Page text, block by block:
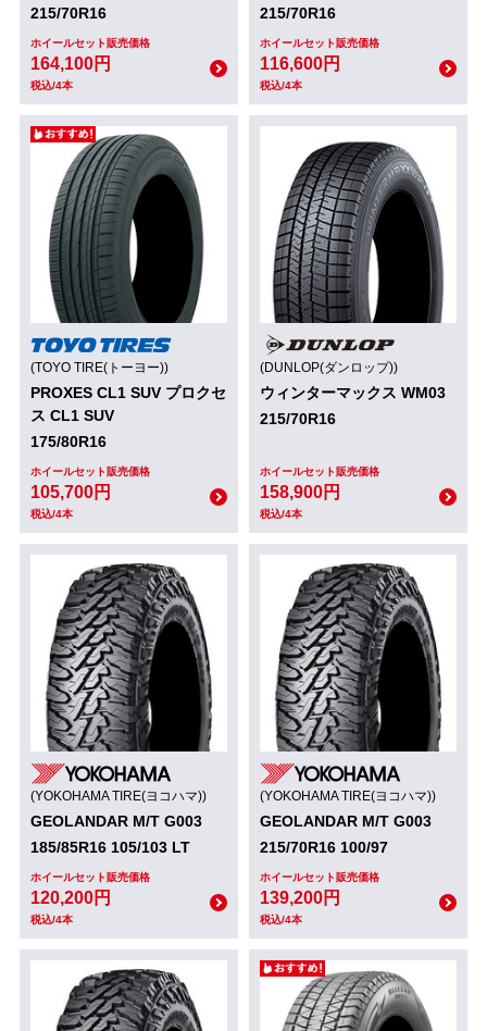
215/70R16
ホイールセット販売価格
164,100円
税込/4本
215/70R16
ホイールセット販売価格
116,600円
税込/4本
(TOYO TIRE(トーヨー))
PROXES CL1 SUV プロクセ
ス CL1 SUV
175/80R16
ホイールセット販売価格
105,700円
税込/4本
(DUNLOP(ダンロップ))
ウィンターマックス WM03
215/70R16
ホイールセット販売価格
158,900円
税込/4本
(YOKOHAMA TIRE(ヨコハマ))
GEOLANDAR M/T G003
185/85R16 105/103 LT
ホイールセット販売価格
120,200円
税込/4本
(YOKOHAMA TIRE(ヨコハマ))
GEOLANDAR M/T G003
215/70R16 100/97
ホイールセット販売価格
139,200円
税込/4本